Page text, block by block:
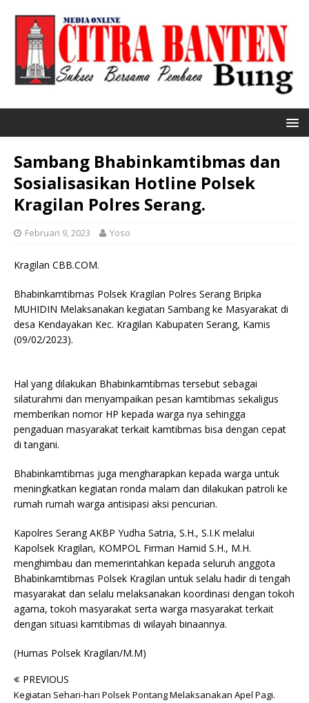
Sambang Bhabinkamtibmas dan
Sosialisasikan Hotline Polsek
Kragilan Polres Serang.
Februari 9, 2023 Yoso
Kragilan CBB.COM.
Bhabinkamtibmas Polsek Kragilan Polres Serang Bripka
MUHIDIN Melaksanakan kegiatan Sambang ke Masyarakat di
desa Kendayakan Kec. Kragilan Kabupaten Serang, Kamis
(09/02/2023).
Hal yang dilakukan Bhabinkamtibmas tersebut sebagai
silaturahmi dan menyampaikan pesan kamtibmas sekaligus
memberikan nomor HP kepada warga nya sehingga
pengaduan masyarakat terkait kamtibmas bisa dengan cepat
di tangani.
Bhabinkamtibmas juga mengharapkan kepada warga untuk
meningkatkan kegiatan ronda malam dan dilakukan patroli ke
rumah rumah warga antisipasi aksi pencurian.
Kapolres Serang AKBP Yudha Satria, S.H., S.I.K melalui
Kapolsek Kragilan, KOMPOL Firman Hamid S.H., M.H.
menghimbau dan memerintahkan kepada seluruh anggota
Bhabinkamtibmas Polsek Kragilan untuk selalu hadir di tengah
masyarakat dan selalu melaksanakan koordinasi dengan tokoh
agama, tokoh masyarakat serta warga masyarakat terkait
dengan situasi kamtibmas di wilayah binaannya.
(Humas Polsek Kragilan/M.M)
PREVIOUS
Kegiatan Sehari-hari Polsek Pontang Melaksanakan Apel Pagi.